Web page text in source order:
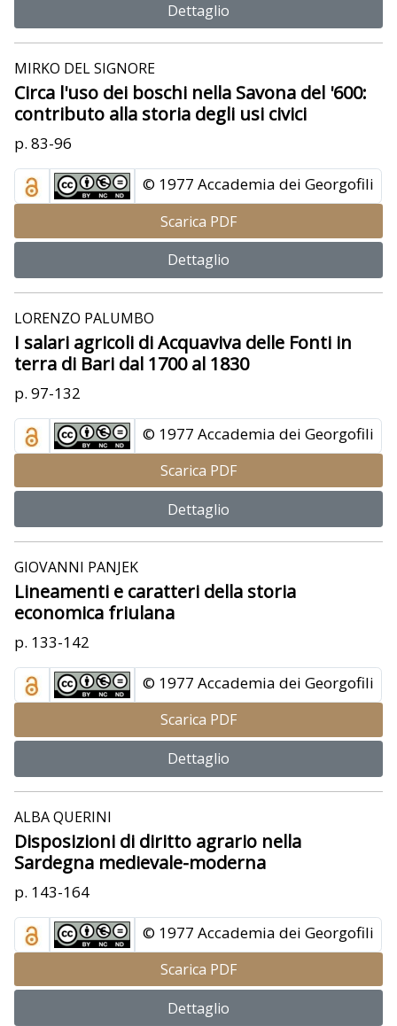
Dettaglio
MIRKO DEL SIGNORE
Circa l'uso dei boschi nella Savona del '600:
contributo alla storia degli usi civici
p. 83-96
© 1977 Accademia dei Georgofili
Scarica PDF
Dettaglio
LORENZO PALUMBO
I salari agricoli di Acquaviva delle Fonti in
terra di Bari dal 1700 al 1830
p. 97-132
© 1977 Accademia dei Georgofili
Scarica PDF
Dettaglio
GIOVANNI PANJEK
Lineamenti e caratteri della storia
economica friulana
p. 133-142
© 1977 Accademia dei Georgofili
Scarica PDF
Dettaglio
ALBA QUERINI
Disposizioni di diritto agrario nella
Sardegna medievale-moderna
p. 143-164
© 1977 Accademia dei Georgofili
Scarica PDF
Dettaglio